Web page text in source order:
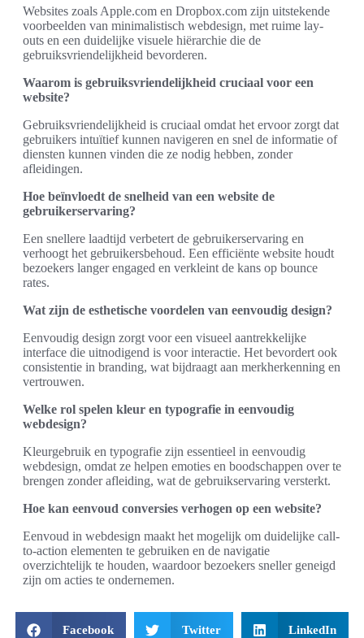
Websites zoals Apple.com en Dropbox.com zijn uitstekende
voorbeelden van minimalistisch webdesign, met ruime lay-
outs en een duidelijke visuele hiërarchie die de
gebruiksvriendelijkheid bevorderen.
Waarom is gebruiksvriendelijkheid cruciaal voor een
website?
Gebruiksvriendelijkheid is cruciaal omdat het ervoor zorgt dat
gebruikers intuïtief kunnen navigeren en snel de informatie of
diensten kunnen vinden die ze nodig hebben, zonder
afleidingen.
Hoe beïnvloedt de snelheid van een website de
gebruikerservaring?
Een snellere laadtijd verbetert de gebruikerservaring en
verhoogt het gebruikersbehoud. Een efficiënte website houdt
bezoekers langer engaged en verkleint de kans op bounce
rates.
Wat zijn de esthetische voordelen van eenvoudig design?
Eenvoudig design zorgt voor een visueel aantrekkelijke
interface die uitnodigend is voor interactie. Het bevordert ook
consistentie in branding, wat bijdraagt aan merkherkenning en
vertrouwen.
Welke rol spelen kleur en typografie in eenvoudig
webdesign?
Kleurgebruik en typografie zijn essentieel in eenvoudig
webdesign, omdat ze helpen emoties en boodschappen over te
brengen zonder afleiding, wat de gebruikservaring versterkt.
Hoe kan eenvoud conversies verhogen op een website?
Eenvoud in webdesign maakt het mogelijk om duidelijke call-
to-action elementen te gebruiken en de navigatie
overzichtelijk te houden, waardoor bezoekers sneller geneigd
zijn om acties te ondernemen.
Facebook Twitter LinkedIn